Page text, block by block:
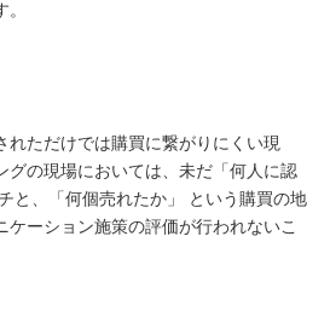
れただけでは購買に繋がりにくい現
グの現場においては、未だ「何人に認
と、「何個売れたか」 という購買の地
ケーション施策の評価が行われないこ